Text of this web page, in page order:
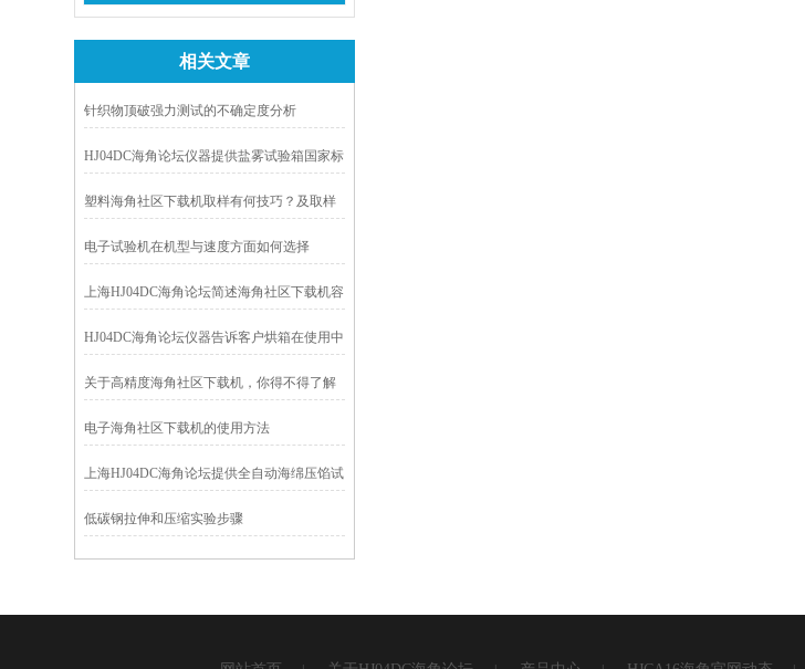
相关文章
针织物顶破强力测试的不确定度分析
HJ04DC海角论坛仪器提供盐雾试验箱国家标
塑料海角社区下载机取样有何技巧？及取样
电子试验机在机型与速度方面如何选择
上海HJ04DC海角论坛简述海角社区下载机容
HJ04DC海角论坛仪器告诉客户烘箱在使用中
关于高精度海角社区下载机，你得不得了解
电子海角社区下载机的使用方法
上海HJ04DC海角论坛提供全自动海绵压馅试
低碳钢拉伸和压缩实验步骤